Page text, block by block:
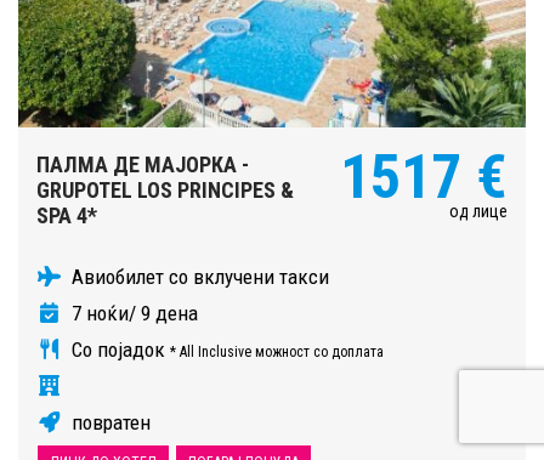
ПАЛМА ДЕ МАЈОРКА -
GRUPOTEL LOS PRINCIPES &
SPA 4*
1517 €
од лице
Авиобилет со вклучени такси
7 ноќи/ 9 дена
Со појадок * All Inclusive можност со доплата
повратен